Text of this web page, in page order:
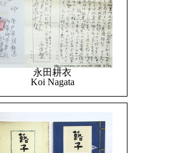
永田耕衣
Koi Nagata